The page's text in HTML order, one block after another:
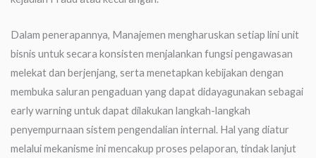
Dalam penerapannya, Manajemen mengharuskan setiap lini unit
bisnis untuk secara konsisten menjalankan fungsi pengawasan
melekat dan berjenjang, serta menetapkan kebijakan dengan
membuka saluran pengaduan yang dapat didayagunakan sebagai
early warning untuk dapat dilakukan langkah-langkah
penyempurnaan sistem pengendalian internal. Hal yang diatur
melalui mekanisme ini mencakup proses pelaporan, tindak lanjut